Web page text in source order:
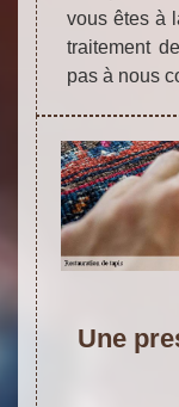
vous êtes à
traitement
pas à nous
Une